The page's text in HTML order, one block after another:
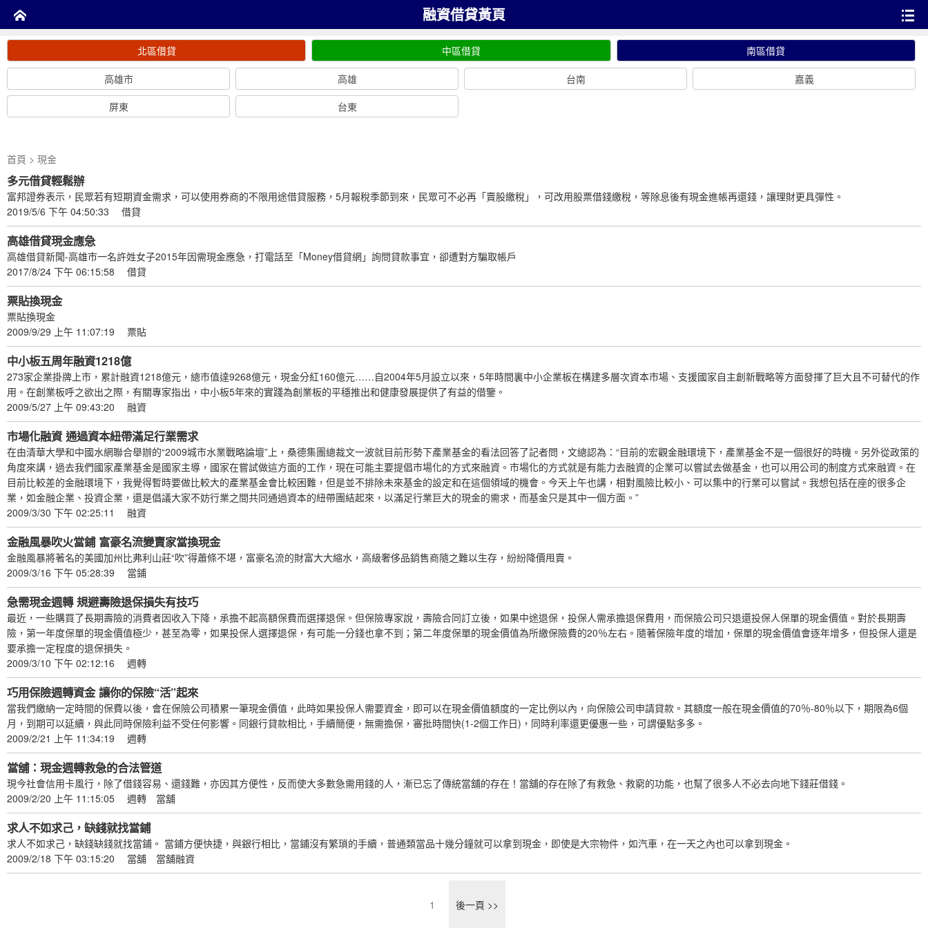
融資借貸黃頁
北區借貸 中區借貸 南區借貸
高雄市 高雄 台南
嘉義
屏東
台東
首頁 > 現金
多元借貸輕鬆辦
富邦證券表示，民眾若有短期資金需求，可以使用券商的不限用途借貸服務，5月報稅季節到來，民眾可不必再「賣股繳稅」，可改用股票借錢繳稅，等除息後有現金進帳再還錢，讓理財更具彈性。
2019/5/6 下午 04:50:33
借貸
高雄借貸現金應急
高雄借貸新聞-高雄市一名許姓女子2015年因需現金應急，打電話至「Money借貸網」詢問貸款事宜，卻遭對方騙取帳戶
2017/8/24 下午 06:15:58
借貸
票貼換現金
票貼換現金
2009/9/29 上午 11:07:19
票貼
中小板五周年融資1218億
273家企業掛牌上市，累計融資1218億元，總市值達9268億元，現金分紅160億元……自2004年5月設立以來，5年時間裏中小企業板在構建多層次資本市場、支援國家自主創新戰略等方面發揮了巨大且不可替代的作
用。在創業板呼之欲出之際，有關專家指出，中小板5年來的實踐為創業板的平穩推出和健康發展提供了有益的借鑒。
2009/5/27 上午 09:43:20
融資
市場化融資 通過資本紐帶滿足行業需求
在由清華大學和中國水網聯合舉辦的“2009城市水業戰略論壇”上，桑德集團總裁文一波就目前形勢下產業基金的看法回答了記者問，文總認為：“目前的宏觀金融環境下，產業基金不是一個很好的時機。另外從政策的
角度來講，過去我們國家產業基金是國家主導，國家在嘗試做這方面的工作，現在可能主要提倡市場化的方式來融資。市場化的方式就是有能力去融資的企業可以嘗試去做基金，也可以用公司的制度方式來融資。在
目前比較差的金融環境下，我覺得暫時要做比較大的產業基金會比較困難，但是並不排除未來基金的設定和在這個領域的機會。今天上午也講，相對風險比較小、可以集中的行業可以嘗試。我想包括在座的很多企
業，如金融企業、投資企業，還是倡議大家不妨行業之間共同通過資本的紐帶團結起來，以滿足行業巨大的現金的需求，而基金只是其中一個方面。”
2009/3/30 下午 02:25:11
融資
金融風暴吹火當鋪 富豪名流變賣家當換現金
金融風暴將著名的美國加州比弗利山莊“吹”得蕭條不堪，富豪名流的財富大大縮水，高級奢侈品銷售商隨之難以生存，紛紛降價甩賣。
2009/3/16 下午 05:28:39
當鋪
急需現金週轉 規避壽險退保損失有技巧
最近，一些購買了長期壽險的消費者因收入下降，承擔不起高額保費而選擇退保。但保險專家說，壽險合同訂立後，如果中途退保，投保人需承擔退保費用，而保險公司只退還投保人保單的現金價值。對於長期壽
險，第一年度保單的現金價值極少，甚至為零，如果投保人選擇退保，有可能一分錢也拿不到；第二年度保單的現金價值為所繳保險費的20％左右。隨著保險年度的增加，保單的現金價值會逐年增多，但投保人還是
要承擔一定程度的退保損失。
2009/3/10 下午 02:12:16
週轉
巧用保險週轉資金 讓你的保險“活”起來
當我們繳納一定時間的保費以後，會在保險公司積累一筆現金價值，此時如果投保人需要資金，即可以在現金價值額度的一定比例以內，向保險公司申請貸款。其額度一般在現金價值的70％-80％以下，期限為6個
月，到期可以延續，與此同時保險利益不受任何影響。同銀行貸款相比，手續簡便，無需擔保，審批時間快(1-2個工作日)，同時利率還更優惠一些，可謂優點多多。
2009/2/21 上午 11:34:19
週轉
當舖：現金週轉救急的合法管道
現今社會信用卡風行，除了借錢容易、還錢難，亦因其方便性，反而使大多數急需用錢的人，漸已忘了傳統當舖的存在！當舖的存在除了有救急、救窮的功能，也幫了很多人不必去向地下錢莊借錢。
2009/2/20 上午 11:15:05
週轉 當舖
求人不如求己，缺錢就找當鋪
求人不如求己，缺錢缺錢就找當鋪。 當鋪方便快捷，與銀行相比，當鋪沒有繁瑣的手續，普通類當品十幾分鐘就可以拿到現金，即使是大宗物件，如汽車，在一天之內也可以拿到現金。
2009/2/18 下午 03:15:20
當舖 當舖融資
1 後一頁 >>